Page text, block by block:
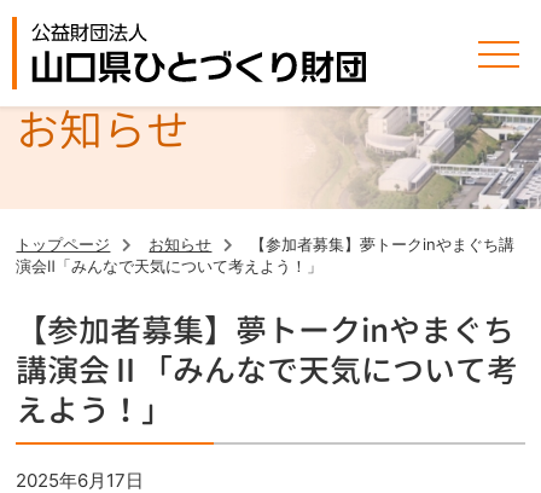
お知らせ
トップページ お知らせ
【参加者募集】夢トークinやまぐち講
演会Ⅱ「みんなで天気について考えよう！」
【参加者募集】夢トークinやまぐち
講演会Ⅱ「みんなで天気について考
えよう！」
2025年6月17日